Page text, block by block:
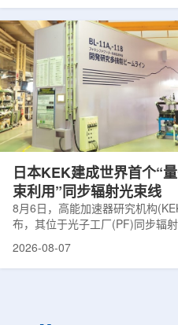
美因茨约翰内斯·古腾堡大学、亥
美因茨研究所、瑞典哥德堡大学
机构合作完成。研究结果不仅修
往标准数据表中部分不合理的核
值，也为现代原子核理论模型提
键实验验证。镄是自然界中不存
工合成重元素，镄-255含有100个
和155个中子，实验获取极为困难
团...
日本KEK建成世界首个“
束利用”同步辐射光束线
8月6日，高能加速器研究机构
布，其位于光子工厂(PF)同步辐
装置的BL-11A和BL-11B光束线已
2026-08-07